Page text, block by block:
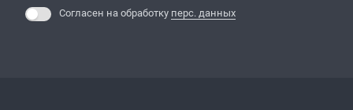
Согласен на обработку перс. данных